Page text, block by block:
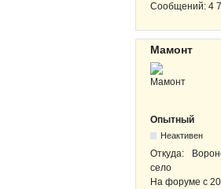
Сообщений: 4
Мамонт
Опытный
Неактивен
Откуда:
село
На форуме с